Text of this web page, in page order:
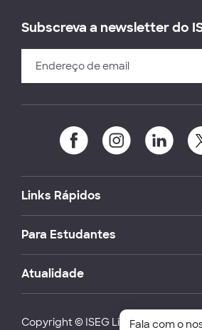
Subscreva a newsletter do
Links Rápidos
Para Estudantes
Atualidade
Copyright © ISEG Lisbon School of
Fala com o